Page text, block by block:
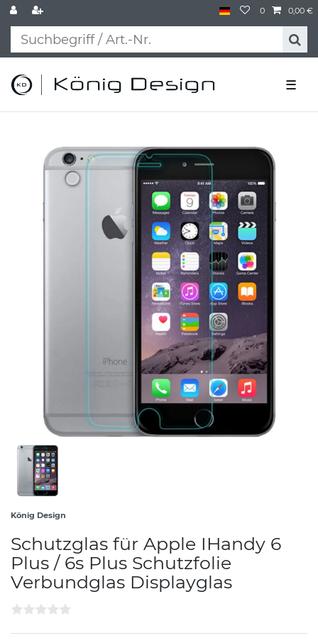
0 0,00 €
☰
König Design
Schutzglas für Apple IHandy 6
Plus / 6s Plus Schutzfolie
Verbundglas Displayglas